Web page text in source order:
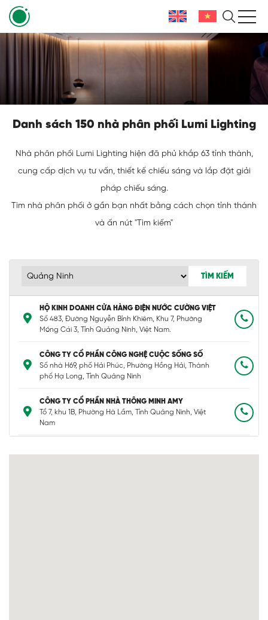
Danh sách 150 nhà phân phối Lumi Lighting
Nhà phân phối Lumi Lighting hiện đã phủ khắp 63 tỉnh thành,
cung cấp dịch vụ tư vấn, thiết kế chiếu sáng và lắp đặt giải
pháp chiếu sáng.
Tìm nhà phân phối ở gần bạn nhất bằng cách chọn tỉnh thành
và ấn nút "Tìm kiếm"
TÌM KIẾM
HỘ KINH DOANH CỬA HÀNG ĐIỆN NƯỚC CƯỜNG VIỆT
Số 483, Đường Nguyễn Bỉnh Khiêm, Khu 7, Phường
Móng Cái 3, Tỉnh Quảng Ninh, Việt Nam.
CÔNG TY CỔ PHẦN CÔNG NGHỆ CUỘC SỐNG SỐ
Số nhà H69, phố Hải Phúc, Phường Hồng Hải, Thành
phố Hạ Long, Tỉnh Quảng Ninh
CÔNG TY CỔ PHẦN NHÀ THÔNG MINH AMY
Tổ 7, khu 1B, Phường Hà Lầm, Tỉnh Quảng Ninh, Việt
Nam